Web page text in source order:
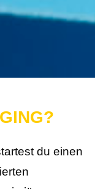
du einen